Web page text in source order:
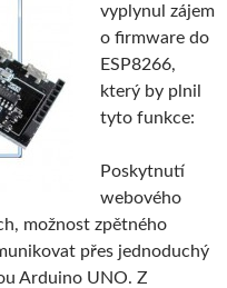
vyplynul zájem
o firmware do
ESP8266,
který by plnil
tyto funkce:
Poskytnutí
webového
možnost zpětného
přes jednoduchý
Arduino UNO. Z